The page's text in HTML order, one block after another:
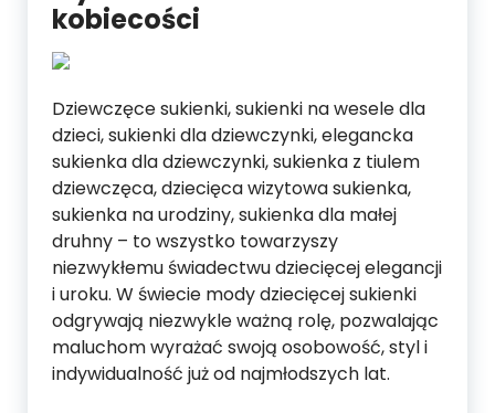
kobiecości
Dziewczęce sukienki, sukienki na wesele dla
dzieci, sukienki dla dziewczynki, elegancka
sukienka dla dziewczynki, sukienka z tiulem
dziewczęca, dziecięca wizytowa sukienka,
sukienka na urodziny, sukienka dla małej
druhny – to wszystko towarzyszy
niezwykłemu świadectwu dziecięcej elegancji
i uroku. W świecie mody dziecięcej sukienki
odgrywają niezwykle ważną rolę, pozwalając
maluchom wyrażać swoją osobowość, styl i
indywidualność już od najmłodszych lat.